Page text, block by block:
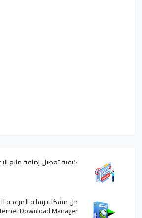
كيفية تعطيل إضافة مانع
حل مشكلة رسالة المزعجة
Download Manager